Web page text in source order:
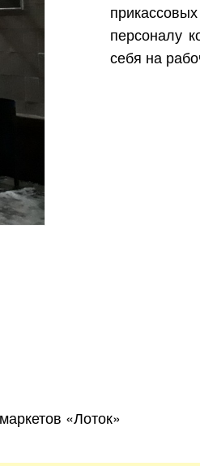
персоналу
себя на
«Лоток»